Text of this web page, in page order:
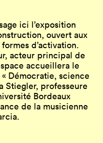
ici l’exposition
ouvert aux
d’activation.
acteur principal de
accueillera le
Démocratie, science
Stiegler, professeure
Bordeaux
de la musicienne